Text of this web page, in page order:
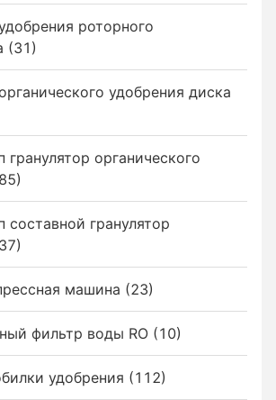
роторного
(31)
удобрения диска
органического
гранулятор
машина (23)
фильтр воды RO (10)
удобрения (112)